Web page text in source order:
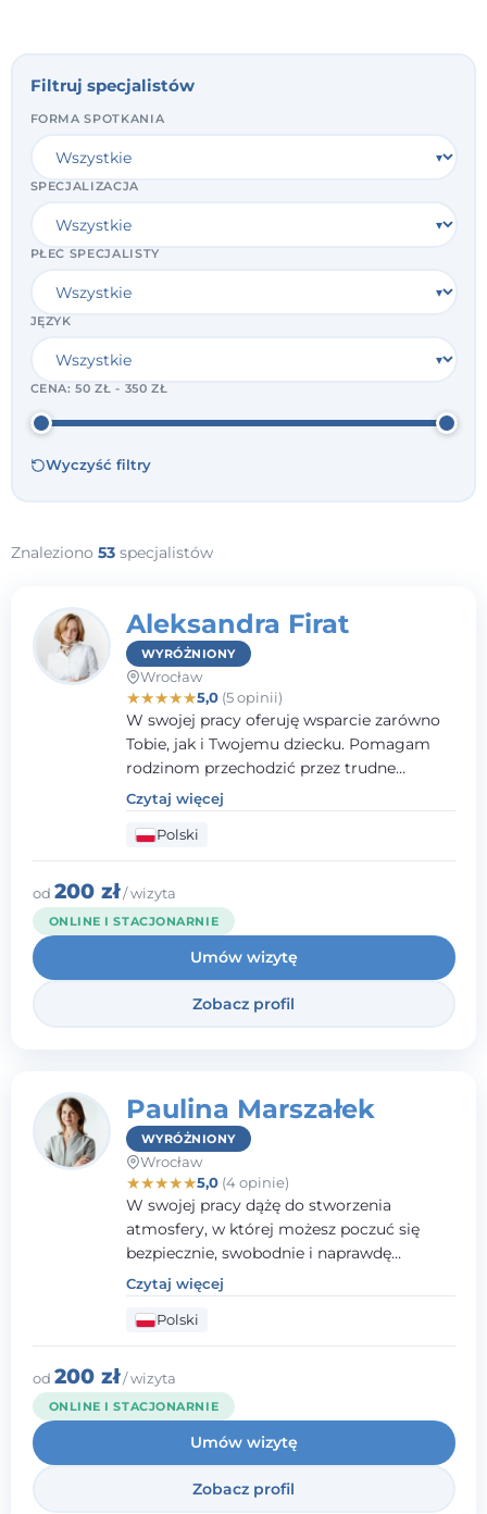
Filtruj specjalistów
FORMA SPOTKANIA
SPECJALIZACJA
PŁEĆ SPECJALISTY
JĘZYK
CENA:50 ZŁ - 350 ZŁ
Wyczyść filtry
Znaleziono 53 specjalistów
Aleksandra Firat
WYRÓŻNIONY
Wrocław
★★★★★5,0(5 opinii)
W swojej pracy oferuję wsparcie zarówno
Tobie, jak i Twojemu dziecku. Pomagam
rodzinom przechodzić przez trudne
momenty, opierając współpracę na
wzajemnym zaufaniu i otwartej
komunikacji. Posiadam doświadczenie w
pracy z dziećmi i młodzieżą mierzącymi się
z różnorodnymi trudnościami
emocjonalnymi oraz rozwojowymi.
Czytaj więcej
Polski
od 200 zł/ wizyta
ONLINE I STACJONARNIE
Umów wizytę
Zobacz profil
Paulina Marszałek
WYRÓŻNIONY
Wrocław
★★★★★5,0(4 opinie)
W swojej pracy dążę do stworzenia
atmosfery, w której możesz poczuć się
bezpiecznie, swobodnie i naprawdę
wysłuchany(-a). Zależy mi na
towarzyszeniu Ci w drodze do większego
dobrostanu, lepszego poznania siebie oraz
budowania wartościowych i
satysfakcjonujących relacji - zarówno z
innymi, jak i z samym sobą. Możliwość
bycia częścią tego procesu traktuję jako
duże wyróżnienie.
Czytaj więcej
Polski
od 200 zł/ wizyta
ONLINE I STACJONARNIE
Umów wizytę
Zobacz profil